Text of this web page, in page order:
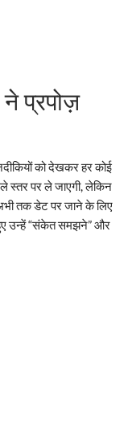
प्रपोज़
को देखकर हर कोई
स्तर पर ले जाएगी, लेकिन
तक डेट पर जाने के लिए
उन्हें “संकेत समझने” और